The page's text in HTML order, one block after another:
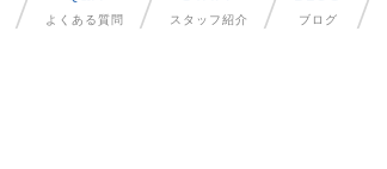
よくある質問 スタッフ紹介 ブログ